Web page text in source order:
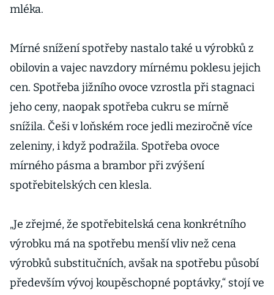
mléka.
Mírné snížení spotřeby nastalo také u výrobků z
obilovin a vajec navzdory mírnému poklesu jejich
cen. Spotřeba jižního ovoce vzrostla při stagnaci
jeho ceny, naopak spotřeba cukru se mírně
snížila. Češi v loňském roce jedli meziročně více
zeleniny, i když podražila. Spotřeba ovoce
mírného pásma a brambor při zvýšení
spotřebitelských cen klesla.
„Je zřejmé, že spotřebitelská cena konkrétního
výrobku má na spotřebu menší vliv než cena
výrobků substitučních, avšak na spotřebu působí
především vývoj koupěschopné poptávky,“ stojí ve